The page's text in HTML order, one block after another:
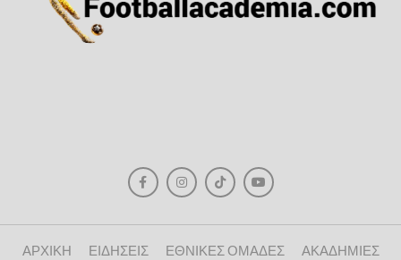
ΑΡΧΙΚΗ ΕΙΔΗΣΕΙΣ ΕΘΝΙΚΕΣ ΟΜΑΔΕΣ ΑΚΑΔΗΜΙΕΣ